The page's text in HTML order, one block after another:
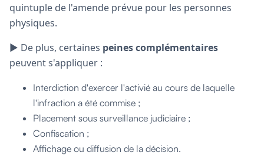
quintuple de l'amende prévue pour les personnes
physiques.
▶️ De plus, certaines peines complémentaires
peuvent s'appliquer :
Interdiction d'exercer l'activié au cours de laquelle
l'infraction a été commise ;
Placement sous surveillance judiciaire ;
Confiscation ;
Affichage ou diffusion de la décision.